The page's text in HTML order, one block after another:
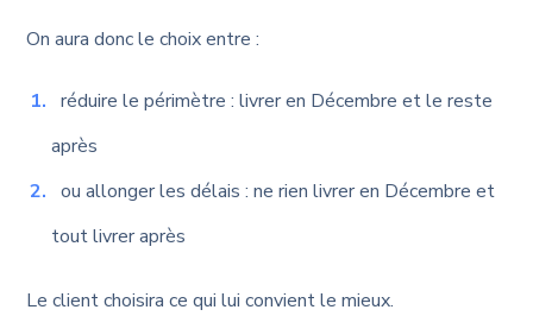
On aura donc le choix entre :
réduire le périmètre : livrer en Décembre et le reste
après
ou allonger les délais : ne rien livrer en Décembre et
tout livrer après
Le client choisira ce qui lui convient le mieux.